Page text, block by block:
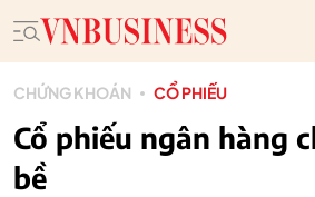
CHỨNG KHOÁN CỔ PHIẾU
Cổ phiếu ngân hàng
bề